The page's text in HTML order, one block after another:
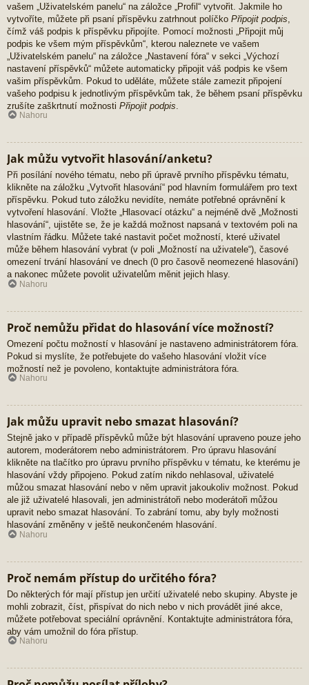
vašem „Uživatelském panelu“ na záložce „Profil“ vytvořit. Jakmile ho
vytvoříte, můžete při psaní příspěvku zatrhnout políčko Připojit podpis
čímž váš podpis k příspěvku připojíte. Pomocí možnosti „Připojit můj
podpis ke všem mým příspěvkům“, kterou naleznete ve vašem
„Uživatelském panelu“ na záložce „Nastavení fóra“ v sekci „Výchozí
nastavení příspěvků“ můžete automaticky připojit váš podpis ke všem
vašim příspěvkům. Pokud to uděláte, můžete stále zamezit připojení
vašeho podpisu k jednotlivým příspěvkům tak, že během psaní příspěvku
zrušíte zaškrtnutí možnosti Připojit podpis
Nahoru
Jak můžu vytvořit hlasování/anketu?
Při posílání nového tématu, nebo při úpravě prvního příspěvku tématu,
klikněte na záložku „Vytvořit hlasování“ pod hlavním formulářem pro text
příspěvku. Pokud tuto záložku nevidíte, nemáte potřebné oprávnění k
vytvoření hlasování. Vložte „Hlasovací otázku“ a nejméně dvě „Možnosti
hlasování“, ujistěte se, že je každá možnost napsaná v textovém poli na
vlastním řádku. Můžete také nastavit počet možností, které uživatel
může během hlasování vybrat (v poli „Možností na uživatele“), časové
omezení trvání hlasování ve dnech (0 pro časově neomezené hlasování)
a nakonec můžete povolit uživatelům měnit jejich hlasy.
Nahoru
Proč nemůžu přidat do hlasování více možností?
Omezení počtu možností v hlasování je nastaveno administrátorem fóra.
Pokud si myslíte, že potřebujete do vašeho hlasování vložit více
možností než je povoleno, kontaktujte administrátora fóra.
Nahoru
Jak můžu upravit nebo smazat hlasování?
Stejně jako v případě příspěvků může být hlasování upraveno pouze jeho
autorem, moderátorem nebo administrátorem. Pro úpravu hlasování
klikněte na tlačítko pro úpravu prvního příspěvku v tématu, ke kterému je
hlasování vždy připojeno. Pokud zatím nikdo nehlasoval, uživatelé
můžou smazat hlasování nebo v něm upravit jakoukoliv možnost. Pokud
ale již uživatelé hlasovali, jen administrátoři nebo moderátoři můžou
upravit nebo smazat hlasování. To zabrání tomu, aby byly možnosti
hlasování změněny v ještě neukončeném hlasování.
Nahoru
Proč nemám přístup do určitého fóra?
Do některých fór mají přístup jen určití uživatelé nebo skupiny. Abyste je
mohli zobrazit, číst, přispívat do nich nebo v nich provádět jiné akce,
můžete potřebovat speciální oprávnění. Kontaktujte administrátora fóra,
aby vám umožnil do fóra přístup.
Nahoru